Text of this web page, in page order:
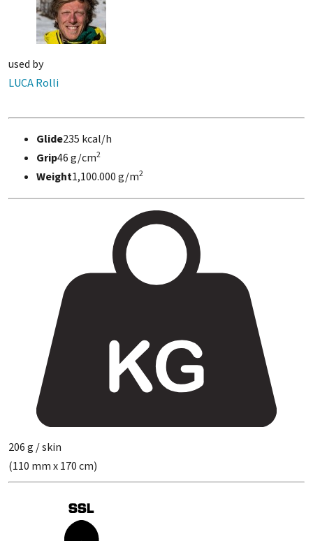
used by
LUCA Rolli
Glide235 kcal/h
Grip46 g/cm2
Weight1,100.000 g/m2
206 g / skin
(110 mm x 170 cm)